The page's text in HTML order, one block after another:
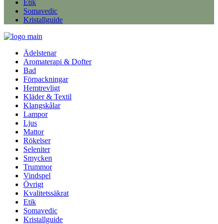
Etik
Somavedic
Kristallguide
Ädelstenar
Aromaterapi & Dofter
Bad
Förpackningar
Hemtrevligt
Kläder & Textil
Klangskålar
Lampor
Ljus
Mattor
Rökelser
Seleniter
Smycken
Trummor
Vindspel
Övrigt
Kvalitetssäkrat
Etik
Somavedic
Kristallguide